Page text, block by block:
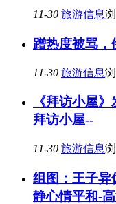
11-30 旅游信息
蹭热度被骂，
11-30 旅游信息
《拜访小屋
拜访小屋--
11-30 旅游信息
组图：王子异
静心情平和-